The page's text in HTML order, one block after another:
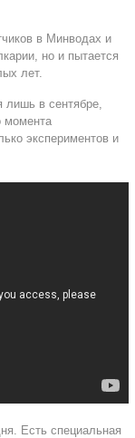
в Минводах и
но и пытается
лет.
лишь в сентябре,
момента
экспериментов и
Есть специальная